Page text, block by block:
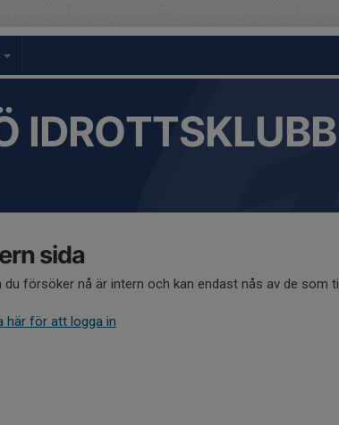
IDROTTSKLUBB
sida
du försöker nå är intern och kan endast nås av de som
här för att logga in